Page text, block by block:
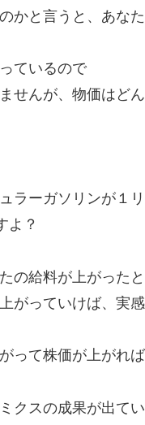
かと言うと、あな
ているので
せんが、物価はど
ラーガソリンが１
よ？
の給料が上がった
がっていけば、実
って株価が上がれば
クスの成果が出て